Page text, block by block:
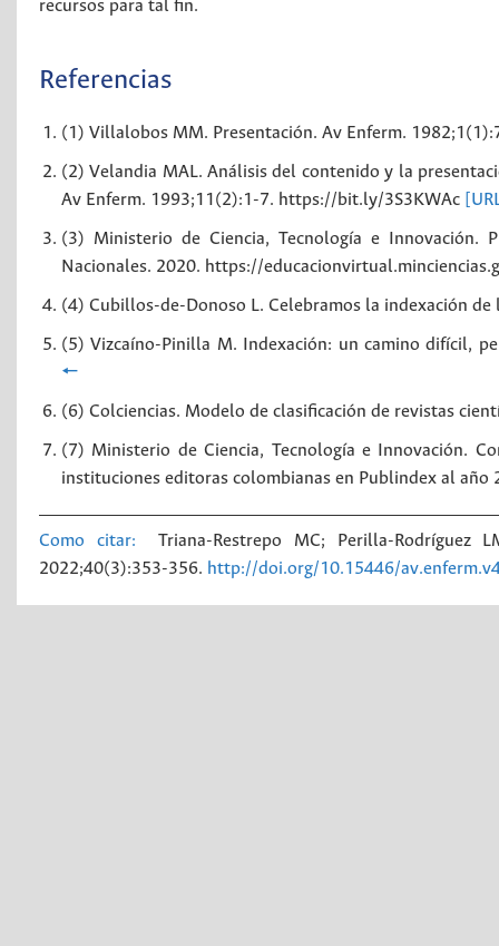
recursos para tal fin.
Referencias
(1) Villalobos MM. Presentación. Av Enferm.
(2) Velandia MAL. Análisis del contenido y la
Av Enferm. 1993;11(2):1-7. https://bit.ly/3S3KWAc
(3) Ministerio de Ciencia, Tecnología e Innovación.
Nacionales. 2020. https://
(4) Cubillos-de-Donoso L. Celebramos la indexación
(5) Vizcaíno-Pinilla M. Indexación: un camino difícil,
🠔
(6) Colciencias. Modelo de clasificación de revistas
(7) Ministerio de Ciencia, Tecnología e Innovación.
instituciones editoras colombianas en Publindex al
Como citar:
Triana-Restrepo MC; Perilla-
2022;40(3):353-356. http://doi.org/10.15446/